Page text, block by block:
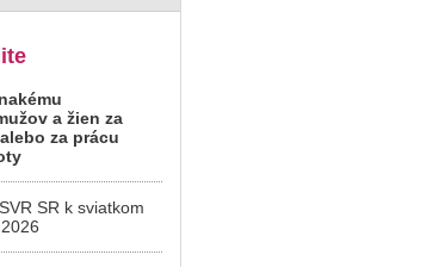
a žien za
za prácu
SR k sviatkom